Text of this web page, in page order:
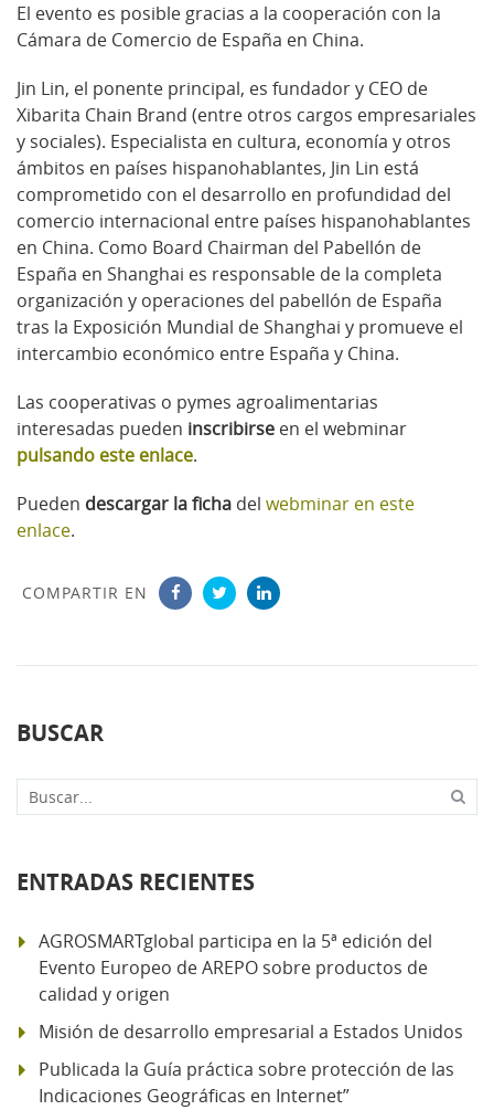
El evento es posible gracias a la cooperación con la
Cámara de Comercio de España en China.
Jin Lin, el ponente principal, es fundador y CEO de
Xibarita Chain Brand (entre otros cargos empresariales
y sociales). Especialista en cultura, economía y otros
ámbitos en países hispanohablantes, Jin Lin está
comprometido con el desarrollo en profundidad del
comercio internacional entre países hispanohablantes
en China. Como Board Chairman del Pabellón de
España en Shanghai es responsable de la completa
organización y operaciones del pabellón de España
tras la Exposición Mundial de Shanghai y promueve el
intercambio económico entre España y China.
Las cooperativas o pymes agroalimentarias
interesadas pueden inscribirse en el webminar
pulsando este enlace.
Pueden descargar la ficha del webminar en este
enlace.
COMPARTIR EN
BUSCAR
Buscar...
ENTRADAS RECIENTES
AGROSMARTglobal participa en la 5ª edición del
Evento Europeo de AREPO sobre productos de
calidad y origen
Misión de desarrollo empresarial a Estados Unidos
Publicada la Guía práctica sobre protección de las
Indicaciones Geográficas en Internet”